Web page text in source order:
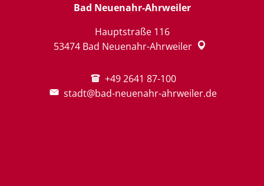
Bad Neuenahr-Ahrweiler
Hauptstraße 116
53474 Bad Neuenahr-Ahrweiler
+49 2641 87-100
stadt@bad-neuenahr-ahrweiler.de